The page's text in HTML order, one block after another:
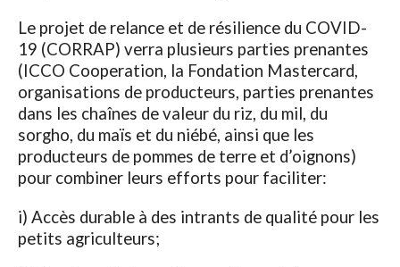
Le projet de relance et de résilience du COVID-
19 (CORRAP) verra plusieurs parties prenantes
(ICCO Cooperation, la Fondation Mastercard,
organisations de producteurs, parties prenantes
dans les chaînes de valeur du riz, du mil, du
sorgho, du maïs et du niébé, ainsi que les
producteurs de pommes de terre et d’oignons)
pour combiner leurs efforts pour faciliter:
i) Accès durable à des intrants de qualité pour les
petits agriculteurs;